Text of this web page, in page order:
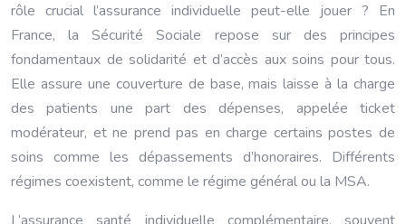
rôle crucial l’assurance individuelle peut-elle jouer ? En
France, la Sécurité Sociale repose sur des principes
fondamentaux de solidarité et d’accès aux soins pour tous.
Elle assure une couverture de base, mais laisse à la charge
des patients une part des dépenses, appelée ticket
modérateur, et ne prend pas en charge certains postes de
soins comme les dépassements d’honoraires. Différents
régimes coexistent, comme le régime général ou la MSA.